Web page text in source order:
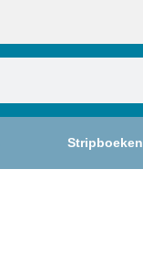
Stripboeken